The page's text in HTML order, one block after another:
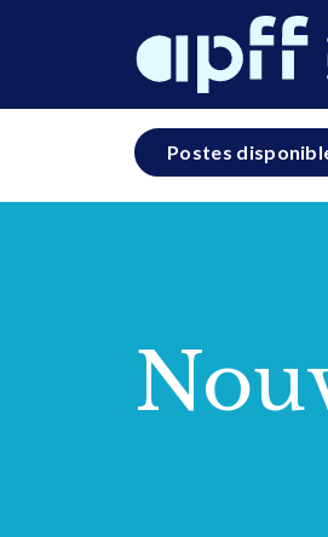
Postes